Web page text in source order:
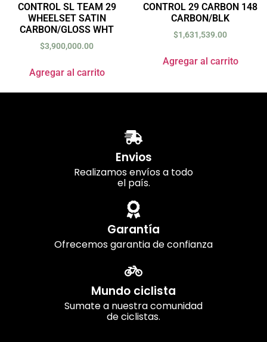
CONTROL SL TEAM 29
WHEELSET SATIN
CARBON/GLOSS WHT
$3,900,000.00
Agregar al carrito
CONTROL 29 CARBON 148
CARBON/BLK
$1,631,539.00
Agregar al carrito
Envios
Realizamos envíos a todo
el país.
Garantía
Ofrecemos garantia de confianza
Mundo ciclista
Sumate a nuestra comunidad
de ciclistas.